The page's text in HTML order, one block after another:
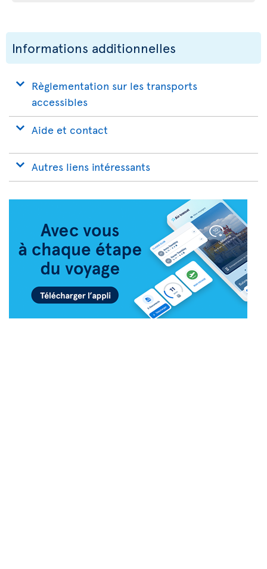
Informations additionnelles
Règlementation sur les transports
accessibles
Aide et contact
Autres liens intéressants